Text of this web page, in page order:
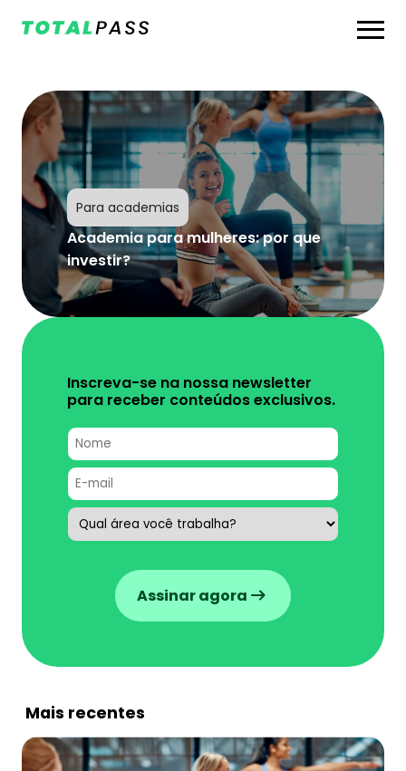
Para academias
Academia para mulheres: por que
investir?
Inscreva-se na nossa newsletter
para receber conteúdos exclusivos.
Assinar agora
Mais recentes